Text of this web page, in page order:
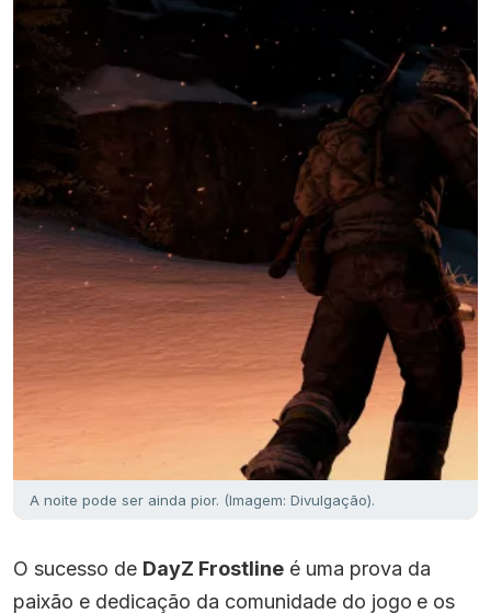
A noite pode ser ainda pior. (Imagem: Divulgação).
O sucesso de DayZ Frostline é uma prova da
paixão e dedicação da comunidade do jogo e os